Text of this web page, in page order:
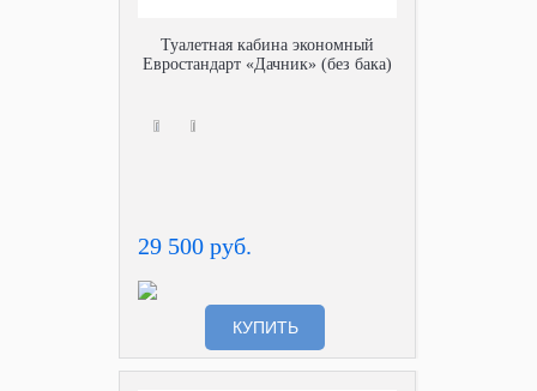
Туалетная кабина экономный
Евростандарт «Дачник» (без бака)
29 500 руб.
КУПИТЬ